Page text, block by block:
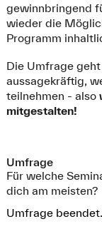
gewinnbringend
wieder die
Programm
Die Umfrage geht
aussagekräftig,
teilnehmen - also
mitgestalten!
Umfrage
Für welche
dich am meisten?
Umfrage beendet.